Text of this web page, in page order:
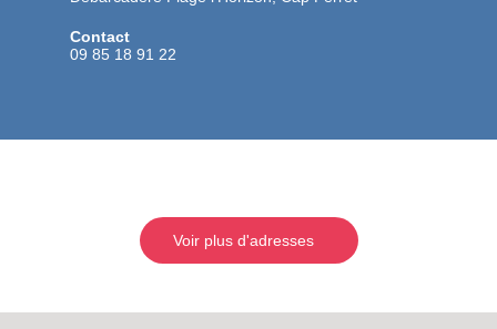
Contact
09 85 18 91 22
Voir plus d'adresses